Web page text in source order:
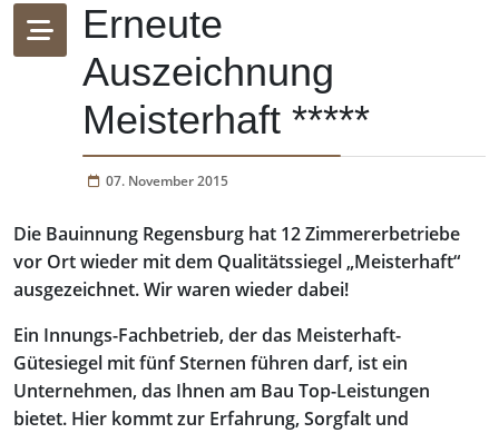
Erneute
Auszeichnung
Meisterhaft *****
07. November 2015
Die Bauinnung Regensburg hat 12 Zimmererbetriebe
vor Ort wieder mit dem Qualitätssiegel „Meisterhaft“
ausgezeichnet. Wir waren wieder dabei!
Ein Innungs-Fachbetrieb, der das Meisterhaft-
Gütesiegel mit fünf Sternen führen darf, ist ein
Unternehmen, das Ihnen am Bau Top-Leistungen
bietet. Hier kommt zur Erfahrung, Sorgfalt und